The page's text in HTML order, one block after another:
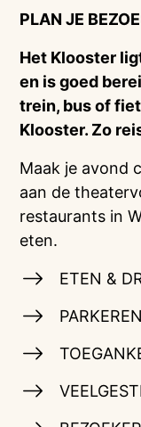
PLAN JE
Het Klooster
en is goed
trein, bus of
Klooster. Zo
Maak je avond
aan de
restaurants in
eten.
ETEN &